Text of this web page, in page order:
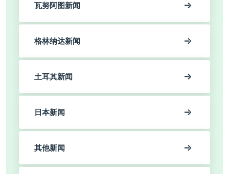
瓦努阿图新闻
格林纳达新闻
土耳其新闻
日本新闻
其他新闻